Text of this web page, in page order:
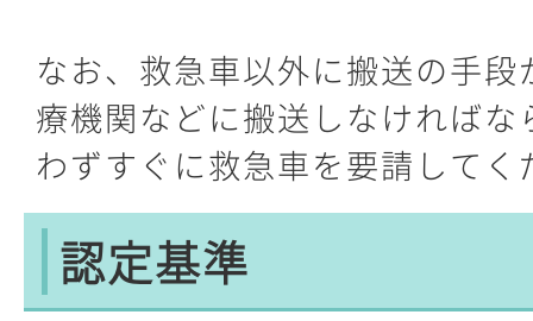
なお、救急車以外に搬送の手
療機関などに搬送しなければ
わずすぐに救急車を要請してく
認定基準